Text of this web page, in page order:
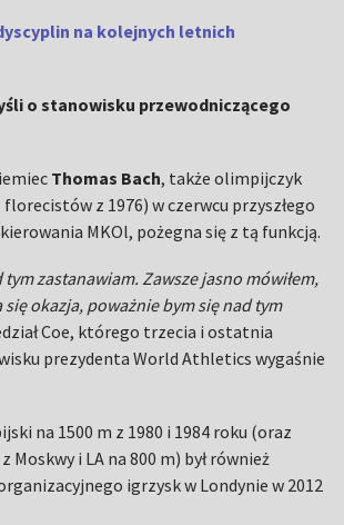
na kolejnych letnich
o stanowisku przewodniczącego
Thomas Bach, także olimpijczyk
z 1976) w czerwcu przyszłego
MKOl, pożegna się z tą funkcją.
zastanawiam. Zawsze jasno mówiłem,
się okazja, poważnie bym się nad tym
Coe, którego trzecia i ostatnia
prezydenta World Athletics wygaśnie
na 1500 m z 1980 i 1984 roku (oraz
Moskwy i LA na 800 m) był również
igrzysk w Londynie w 2012